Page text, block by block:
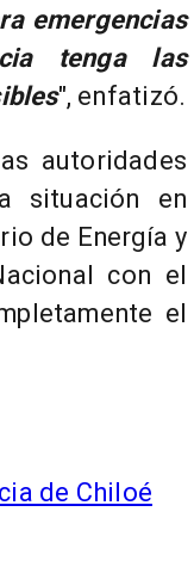
emergencias
tenga las
", enfatizó.
autoridades
situación en
de Energía y
con el
el
de Chiloé